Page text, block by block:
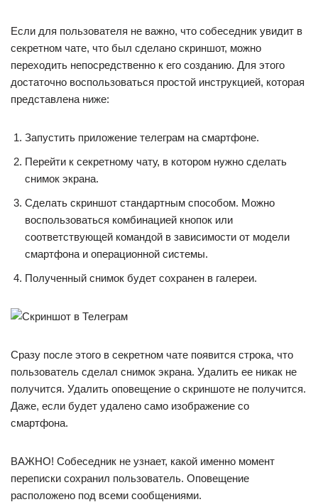
Если для пользователя не важно, что собеседник увидит в
секретном чате, что был сделано скриншот, можно
переходить непосредственно к его созданию. Для этого
достаточно воспользоваться простой инструкцией, которая
представлена ниже:
Запустить приложение телеграм на смартфоне.
Перейти к секретному чату, в котором нужно сделать
снимок экрана.
Сделать скриншот стандартным способом. Можно
воспользоваться комбинацией кнопок или
соответствующей командой в зависимости от модели
смартфона и операционной системы.
Полученный снимок будет сохранен в галереи.
Сразу после этого в секретном чате появится строка, что
пользователь сделал снимок экрана. Удалить ее никак не
получится. Удалить оповещение о скриншоте не получится.
Даже, если будет удалено само изображение со
смартфона.
ВАЖНО! Собеседник не узнает, какой именно момент
переписки сохранил пользователь. Оповещение
расположено под всеми сообщениями.